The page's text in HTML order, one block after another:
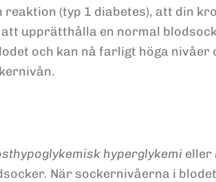
(typ 1 diabetes), att din
upprätthålla en normal
och kan nå farligt höga
hyperglykemi eller
När sockernivåerna i